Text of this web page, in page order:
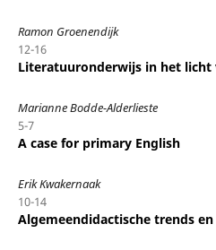
Ramon Groenendijk
12-16
Literatuuronderwijs in het licht
Marianne Bodde-Alderlieste
5-7
A case for primary English
Erik Kwakernaak
10-14
Algemeendidactische trends